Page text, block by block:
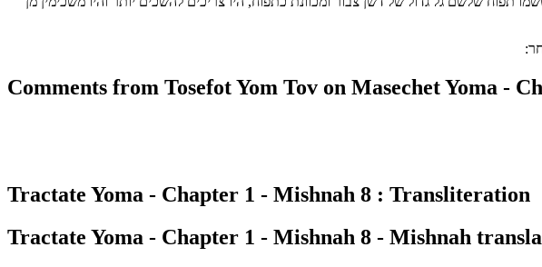
Comments from Tosefot Yom Tov on Masechet Yoma -
Tractate Yoma - Chapter 1 - Mishnah 8 : Transliteration
Tractate Yoma - Chapter 1 - Mishnah 8 - Mishnah